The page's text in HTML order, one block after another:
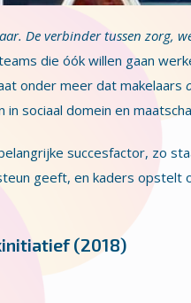
De verbinder tussen zorg,
die óók willen gaan
onder meer dat makelaars
sociaal domein en
succesfactor, zo
geeft, en kaders opstelt
(2018)